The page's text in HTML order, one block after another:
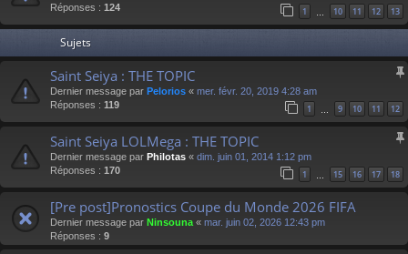
Réponses : 124 1 10 11 12 13
Sujets
Saint Seiya : THE TOPIC
Dernier message par Pelorios « mer. févr. 20, 2019 4:28 am
Réponses : 119 1 … 9 10 11 12
Saint Seiya LOLMega : THE TOPIC
Dernier message par Philotas « dim. juin 01, 2014 1:12 pm
Réponses : 170 1 … 15 16 17 18
[Pre post]Pronostics Coupe du Monde 2026 FIFA
Dernier message par Ninsouna « mar. juin 02, 2026 12:43 pm
Réponses : 9